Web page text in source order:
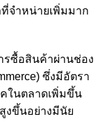
จำหน่ายเพิ่มมาก
รซื้อสินค้าผ่านช่อง
ซึ่งมีอัตรา
ในตลาดเพิ่มขึ้น
งขึ้นอย่างมีนัย